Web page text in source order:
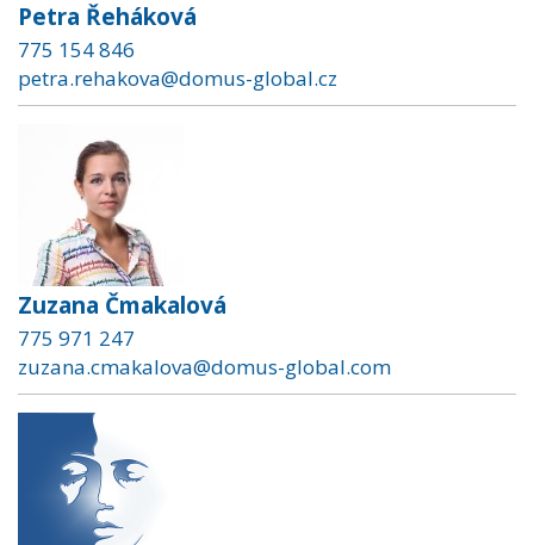
Petra Řeháková
775 154 846
petra.rehakova@domus-global.cz
Zuzana Čmakalová
775 971 247
zuzana.cmakalova@domus-global.com